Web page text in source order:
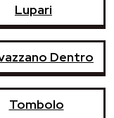
Lupari
Dentro
Tombolo